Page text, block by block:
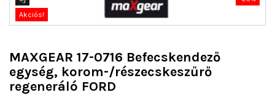
Akciós!
MAXGEAR 17-0716 Befecskendező
egység, korom-/részecskeszűrő
regeneráló FORD